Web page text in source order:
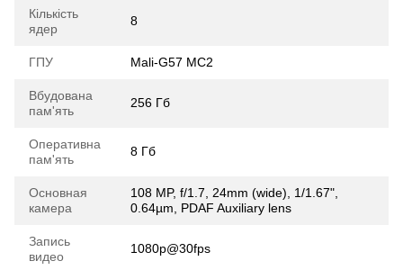
Кількість
ядер
8
ГПУ Mali-G57 MC2
Вбудована
пам'ять
256 Гб
Оперативна
пам'ять
8 Гб
Основная
камера
108 MP, f/1.7, 24mm (wide), 1/1.67",
0.64µm, PDAF Auxiliary lens
Запись
видео
1080p@30fps